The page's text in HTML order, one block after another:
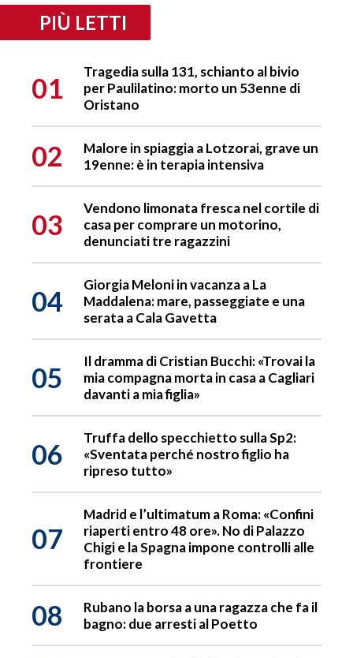
PIÙ LETTI
01
Tragedia sulla 131, schianto al bivio
per Paulilatino: morto un 53enne di
Oristano
02
Malore in spiaggia a Lotzorai, grave un
19enne: è in terapia intensiva
03
Vendono limonata fresca nel cortile di
casa per comprare un motorino,
denunciati tre ragazzini
04
Giorgia Meloni in vacanza a La
Maddalena: mare, passeggiate e una
serata a Cala Gavetta
05
Il dramma di Cristian Bucchi: «Trovai la
mia compagna morta in casa a Cagliari
davanti a mia figlia»
06
Truffa dello specchietto sulla Sp2:
«Sventata perché nostro figlio ha
ripreso tutto»
07
Madrid e l’ultimatum a Roma: «Confini
riaperti entro 48 ore». No di Palazzo
Chigi e la Spagna impone controlli alle
frontiere
08
Rubano la borsa a una ragazza che fa il
bagno: due arresti al Poetto